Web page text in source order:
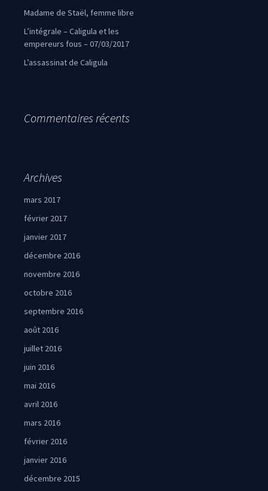
Madame de Staël, femme libre
L’intégrale – Caligula et les
empereurs fous – 07/03/2017
L’assassinat de Caligula
Commentaires récents
Archives
mars 2017
février 2017
janvier 2017
décembre 2016
novembre 2016
octobre 2016
septembre 2016
août 2016
juillet 2016
juin 2016
mai 2016
avril 2016
mars 2016
février 2016
janvier 2016
décembre 2015